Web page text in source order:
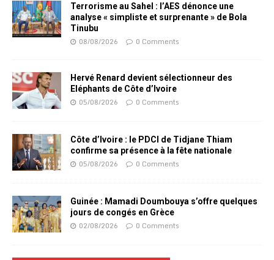
Terrorisme au Sahel : l’AES dénonce une
analyse « simpliste et surprenante » de Bola
Tinubu
08/08/2026 0 Comments
Hervé Renard devient sélectionneur des
Eléphants de Côte d’Ivoire
05/08/2026 0 Comments
Côte d’Ivoire : le PDCI de Tidjane Thiam
confirme sa présence à la fête nationale
05/08/2026 0 Comments
Guinée : Mamadi Doumbouya s’offre quelques
jours de congés en Grèce
02/08/2026 0 Comments